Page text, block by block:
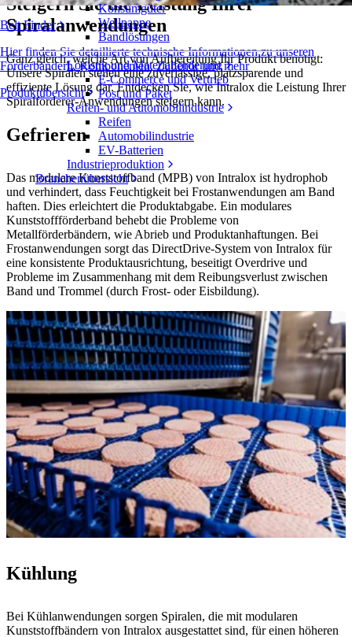
Belt Finder
Hier finden Sie detaillierte technische Informationen zu unseren
Förderbändern, Komponenten, Zubehör und mehr
Produktübersicht
Konsumgüter
Wellpappe
Bandlösungen
Logistik und Materialförderung
E-Commerce und Vertrieb
Post und Paket
Reifen- und Automobilindustrie
Reifen
Automobilindustrie
EV-Batterien
Industrieproduktion
Branchenübersicht
Spiralanwendungen
Ganz gleich, welche Art von Aufbereitung Ihr Produkt benötigt:
Unsere Spiralen stellen eine zuverlässige, platzsparende und
effiziente Lösung dar. Entdecken Sie, wie Intralox die Leistung Ihrer
Spiralförderer-Anwendungen steigern kann.
Gefrieren
Das modulare Kunststoffband (MPB) von Intralox ist hydrophob
und verhindert, dass Feuchtigkeit bei Frostanwendungen am Band
haften. Dies erleichtert die Produktabgabe. Ein modulares
Kunststoffförderband behebt die Probleme von
Metallförderbändern, wie Abrieb und Produktanhaftungen. Bei
Frostanwendungen sorgt das DirectDrive-System von Intralox für
eine konsistente Produktausrichtung, beseitigt Overdrive und
Probleme im Zusammenhang mit dem Reibungsverlust zwischen
Band und Trommel (durch Frost- oder Eisbildung).
Kühlung
Bei Kühlanwendungen sorgen Spiralen, die mit modularen
Kunststoffbändern von Intralox ausgestattet sind, für einen höheren